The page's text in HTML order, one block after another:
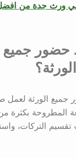
ورث جدة من افضل
جميع
الورثة لعمل
المطروحة بكثرة
التركات،